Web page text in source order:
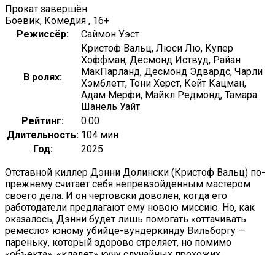
Прокат завершён
Боевик, Комедия , 16+
Режиссёр:
Саймон Уэст
В ролях:
Кристоф Вальц, Люси Лю, Купер
Хоффман, Десмонд Иствуд, Райан
МакПарланд, Десмонд Эдвардс, Чарли
Хэмблетт, Тони Херст, Кейт Кацман,
Адам Мерфи, Майкл Редмонд, Тамара
Шанель Уайт
Рейтинг:
0.00
Длительность: 104 мин
Год:
2025
Отставной киллер Дэнни Долински (Кристоф Вальц) по-
прежнему считает себя непревзойденным мастером
своего дела. И он чертовски доволен, когда его
работодатели предлагают ему новою миссию. Но, как
оказалось, Дэнни будет лишь помогать «оттачивать
ремесло» юному убийце-вундеркинду Вильборгу —
пареньку, который здорово стреляет, но помимо